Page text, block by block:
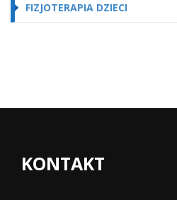
FIZJOTERAPIA DZIECI
KONTAKT